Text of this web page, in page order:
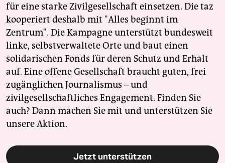
für eine starke Zivilgesellschaft einsetzen. Die taz
kooperiert deshalb mit "Alles beginnt im
Zentrum". Die Kampagne unterstützt bundesweit
linke, selbstverwaltete Orte und baut einen
solidarischen Fonds für deren Schutz und Erhalt
auf. Eine offene Gesellschaft braucht guten, frei
zugänglichen Journalismus – und
zivilgesellschaftliches Engagement. Finden Sie
auch? Dann machen Sie mit und unterstützen Sie
unsere Aktion.
Jetzt unterstützen